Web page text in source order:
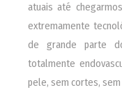
atuais até
extremamente
de grande parte
totalmente
pele, sem cortes, sem